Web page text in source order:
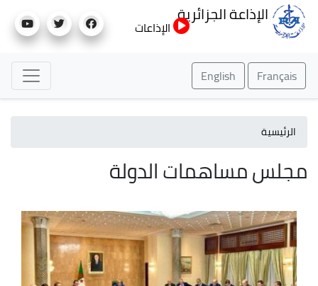
إلى
الإذاعة الجزائرية
الإذاعات
Français
English
الرئيسية
مجلس مساهمات الدولة